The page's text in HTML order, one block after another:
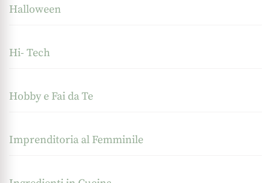
Halloween
Hi- Tech
Hobby e Fai da Te
Imprenditoria al Femminile